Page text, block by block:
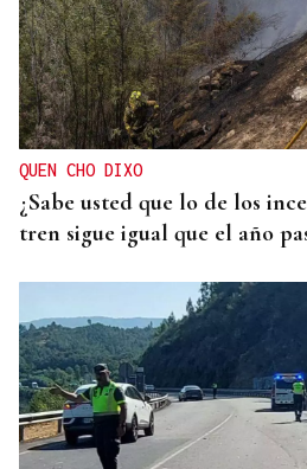
QUEN CHO DIXO
¿Sabe usted que lo de los
tren sigue igual que el año